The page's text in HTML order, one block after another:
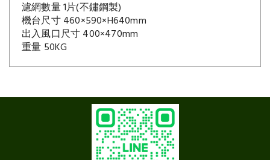
濾網數量 1片(不鏽鋼製)
機台尺寸 460×590×H640mm
出入風口尺寸 400×470mm
重量 50KG